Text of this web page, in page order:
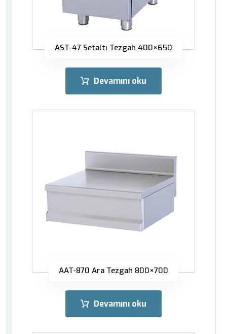
AST-47 Setaltı Tezgah 400×650
Devamını oku
AAT-870 Ara Tezgah 800×700
Devamını oku